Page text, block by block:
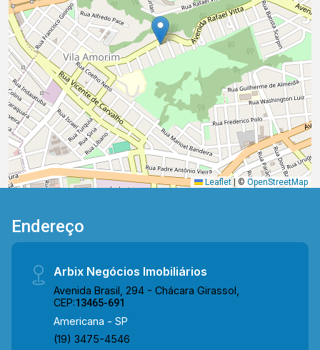
Leaflet |© OpenStreetMap
Endereço
Arbix Negócios Imobiliários
Avenida Brasil, 294 - Chácara Girassol,
CEP:13465-691
Americana - SP
(19) 3475-4546